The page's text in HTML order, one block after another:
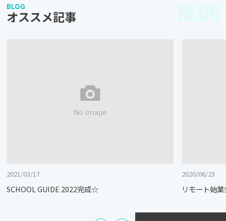
BLOG
オススメ記事
2021/03/17
SCHOOL GUIDE 2022完成☆
2020/06/23
リモート始